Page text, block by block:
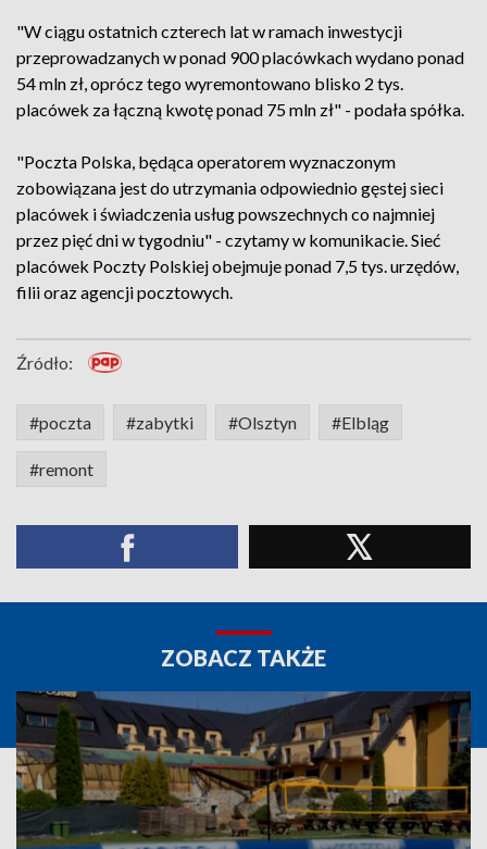
"W ciągu ostatnich czterech lat w ramach inwestycji
przeprowadzanych w ponad 900 placówkach wydano ponad
54 mln zł, oprócz tego wyremontowano blisko 2 tys.
placówek za łączną kwotę ponad 75 mln zł" - podała spółka.
"Poczta Polska, będąca operatorem wyznaczonym
zobowiązana jest do utrzymania odpowiednio gęstej sieci
placówek i świadczenia usług powszechnych co najmniej
przez pięć dni w tygodniu" - czytamy w komunikacie. Sieć
placówek Poczty Polskiej obejmuje ponad 7,5 tys. urzędów,
filii oraz agencji pocztowych.
Źródło:
#poczta #zabytki #Olsztyn #Elbląg
#remont
ZOBACZ TAKŻE